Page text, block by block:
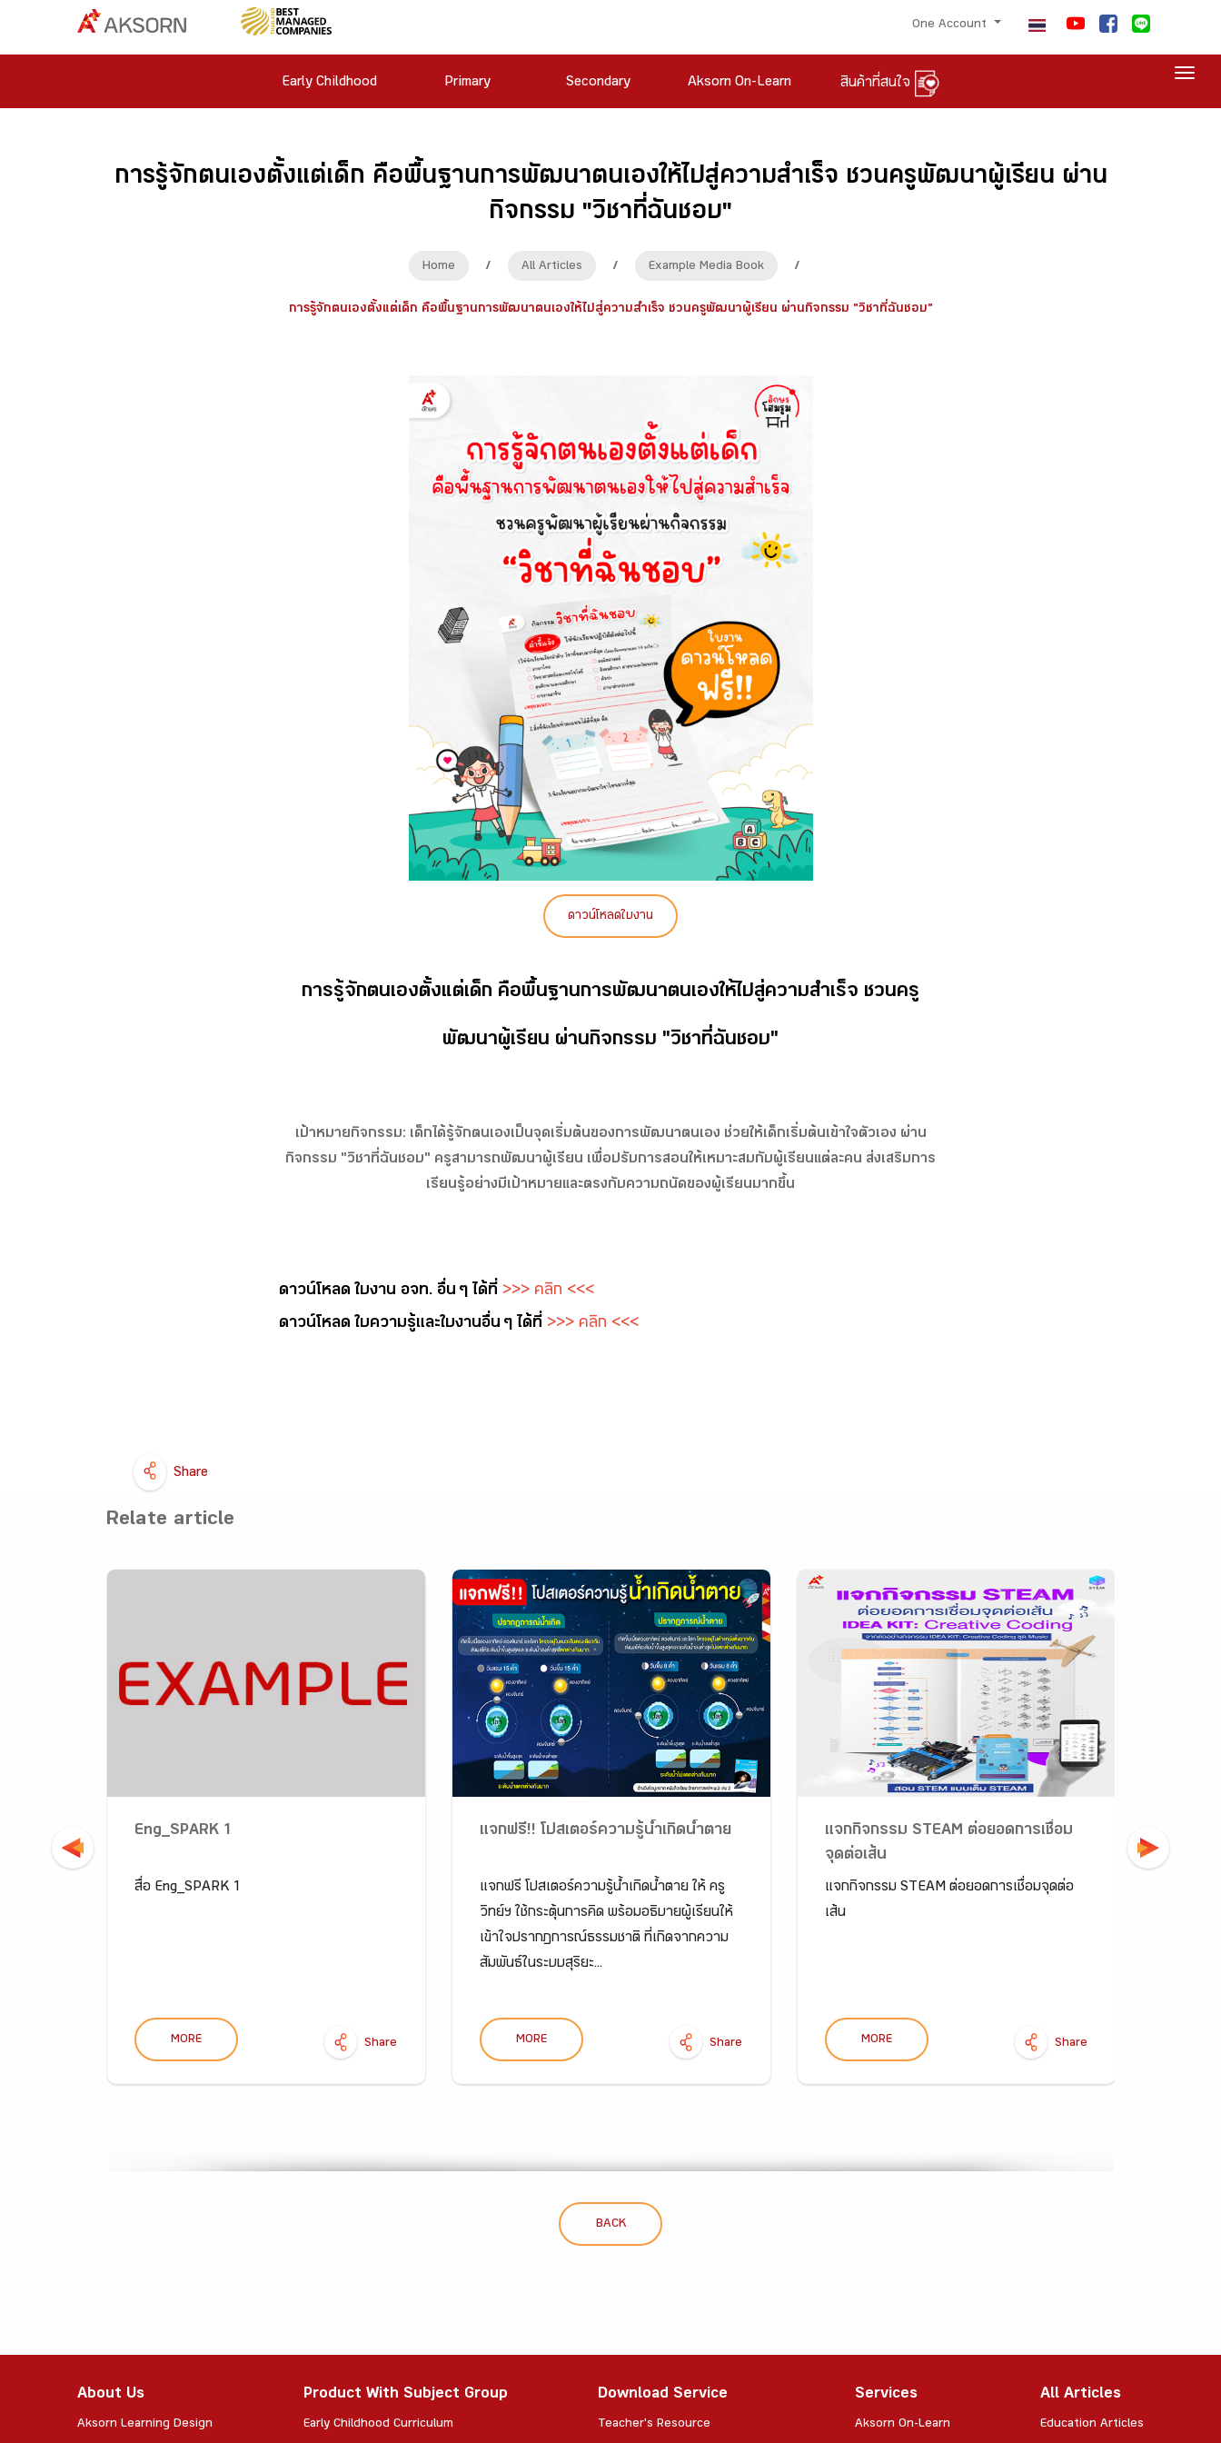
One Account
Early Childhood Primary Secondary Aksorn On-Learn สินค้าที่สนใจ
การรู้จักตนเองตั้งแต่เด็ก​ คือพื้นฐานการพัฒนาตนเองให้ไปสู่ความสำเร็จ​ ชวนครูพัฒนาผู้เรียน​ ผ่าน
กิจกรรม "วิชาที่ฉันชอบ"​
Home / All Articles / Example Media Book /
การรู้จักตนเองตั้งแต่เด็ก​ คือพื้นฐานการพัฒนาตนเองให้ไปสู่ความสำเร็จ​ ชวนครูพัฒนาผู้เรียน​ ผ่านกิจกรรม "วิชาที่ฉันชอบ"​
ดาวน์โหลดใบงาน
การรู้จักตนเองตั้งแต่เด็ก​ คือพื้นฐานการพัฒนาตนเองให้ไปสู่ความสำเร็จ​ ชวนครู
พัฒนาผู้เรียน​ ผ่านกิจกรรม "วิชาที่ฉันชอบ"
เป้าหมายกิจกรรม: เด็กได้รู้จักตนเองเป็นจุดเริ่มต้นของการพัฒนาตนเอง ช่วยให้เด็กเริ่มต้นเข้าใจตัวเอง ผ่าน
กิจกรรม "วิชาที่ฉันชอบ"​ ครูสามารถพัฒนาผู้เรียน​ เพื่อปรับการสอนให้เหมาะสมกับผู้เรียนแต่ละคน ส่งเสริมการ
เรียนรู้อย่างมีเป้าหมายและตรงกับความถนัดของผู้เรียนมากขึ้น
ดาวน์โหลด ใบงาน อจท. อื่น ๆ ได้ที่ >>> คลิก <<<
ดาวน์โหลด ใบความรู้และใบงาน อื่น ๆ ได้ที่ >>> คลิก <<<
Share
Relate article
Eng_SPARK 1
สื่อ Eng_SPARK 1
MORE Share
แจกฟรี!! โปสเตอร์ความรู้น้ำเกิดน้ำตาย
แจกฟรี โปสเตอร์ความรู้น้ำเกิดน้ำตาย ให้ ครู
วิทย์ฯ ใช้กระตุ้นการคิด พร้อมอธิบายผู้เรียนให้
เข้าใจปรากฏการณ์ธรรมชาติ ที่เกิดจากความ
สัมพันธ์ในระบบสุริยะ...
MORE Share
แจกกิจกรรม STEAM ต่อยอดการเชื่อม
จุดต่อเส้น
แจกกิจกรรม STEAM ต่อยอดการเชื่อมจุดต่อ
เส้น
MORE Share
BACK
About Us
Aksorn Learning Design
Product With Subject Group
Early Childhood Curriculum
Download Service
Teacher's Resource
Services
Aksorn On-Learn
All Articles
Education Articles